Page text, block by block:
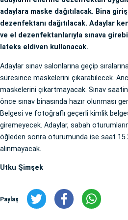
adaylara maske dağıtılacak. Bina
dezenfektanı dağıtılacak. Adaylar
ve el dezenfektanlarıyla sınava
lateks eldiven kullanacak.
Adaylar sınav salonlarına geçip
süresince maskelerini çıkarabilecek.
maskelerini çıkartmayacak. Sınav
önce sınav binasında hazır olunması
Belgesi ve fotoğraflı geçerli kimlik
giremeyecek. Adaylar, sabah
öğleden sonra oturumunda ise saat
alınmayacak.
Utku Şimşek
Paylaş